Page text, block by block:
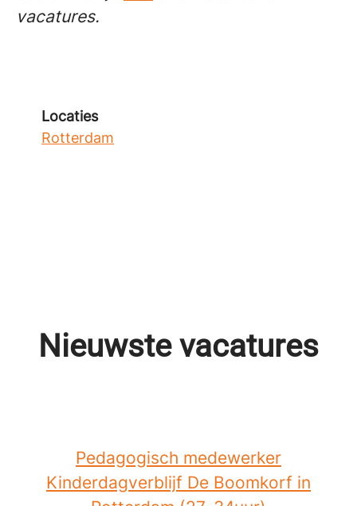
vacatures.
Locaties
Rotterdam
Nieuwste vacatures
Pedagogisch medewerker
Kinderdagverblijf De Boomkorf in